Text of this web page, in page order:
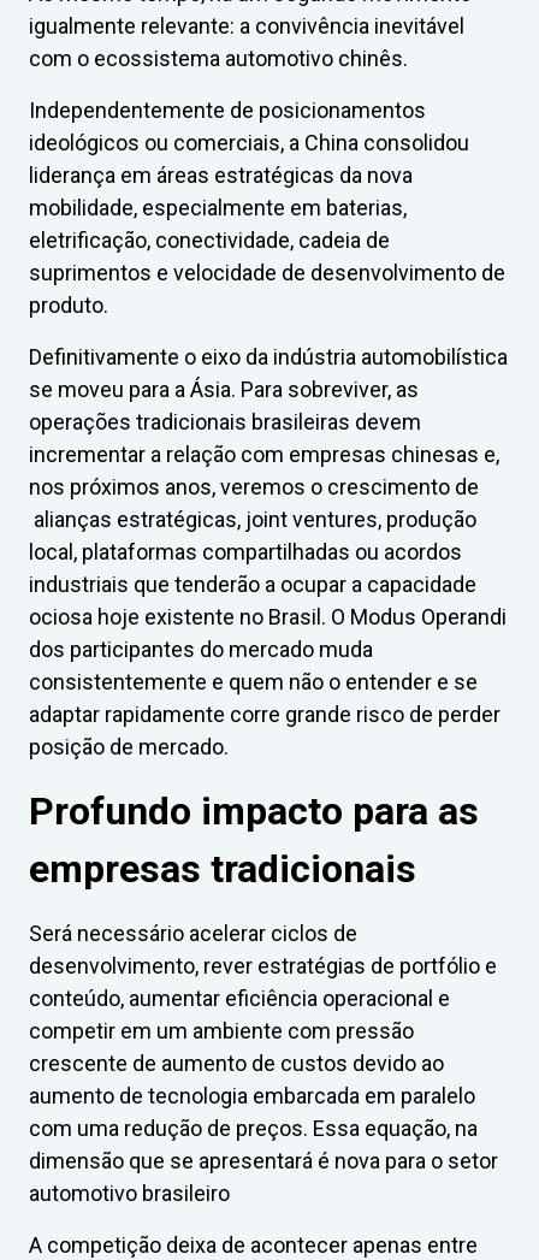
igualmente relevante: a convivência inevitável
com o ecossistema automotivo chinês.
Independentemente de posicionamentos
ideológicos ou comerciais, a China consolidou
liderança em áreas estratégicas da nova
mobilidade, especialmente em baterias,
eletrificação, conectividade, cadeia de
suprimentos e velocidade de desenvolvimento de
produto.
Definitivamente o eixo da indústria automobilística
se moveu para a Ásia. Para sobreviver, as
operações tradicionais brasileiras devem
incrementar a relação com empresas chinesas e,
nos próximos anos, veremos o crescimento de
alianças estratégicas, joint ventures, produção
local, plataformas compartilhadas ou acordos
industriais que tenderão a ocupar a capacidade
ociosa hoje existente no Brasil. O Modus Operandi
dos participantes do mercado muda
consistentemente e quem não o entender e se
adaptar rapidamente corre grande risco de perder
posição de mercado.
Profundo impacto para as
empresas tradicionais
Será necessário acelerar ciclos de
desenvolvimento, rever estratégias de portfólio e
conteúdo, aumentar eficiência operacional e
competir em um ambiente com pressão
crescente de aumento de custos devido ao
aumento de tecnologia embarcada em paralelo
com uma redução de preços. Essa equação, na
dimensão que se apresentará é nova para o setor
automotivo brasileiro
A competição deixa de acontecer apenas entre